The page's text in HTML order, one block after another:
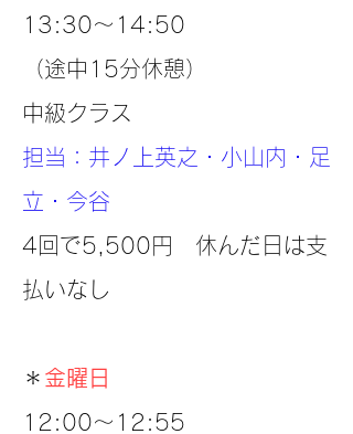
13:30～14:50
（途中15分休憩）
中級クラス
担当：井ノ上英之・小山内・足
立・今谷
4回で5,500円 休んだ日は支
払いなし
＊ 金曜日
12:00～12:55